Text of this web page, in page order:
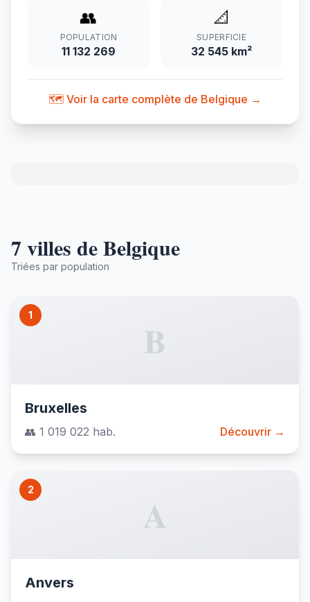
👥
POPULATION
11 132 269
📐
SUPERFICIE
32 545 km²
🗺️ Voir la carte complète de Belgique →
7 villes de Belgique
Triées par population
1
B
Bruxelles
👥 1 019 022 hab. Découvrir →
2
A
Anvers